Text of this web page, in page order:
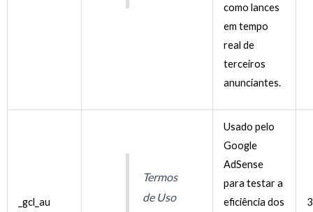
como lances
em tempo
real de
terceiros
anunciantes.
_gcl_au
Termos
de Uso
Usado pelo
Google
AdSense
para testar a
eficiência dos